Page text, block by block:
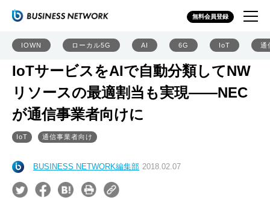
無料会員登録
IOWN ローカル5G AI 6G IoT 通
IoTサービスをAIで自動分類してNW
リソースの最適割当も実現――NEC
が通信事業者向けに
IoT 通信事業者向け
BUSINESS NETWORK編集部 2018.02.07